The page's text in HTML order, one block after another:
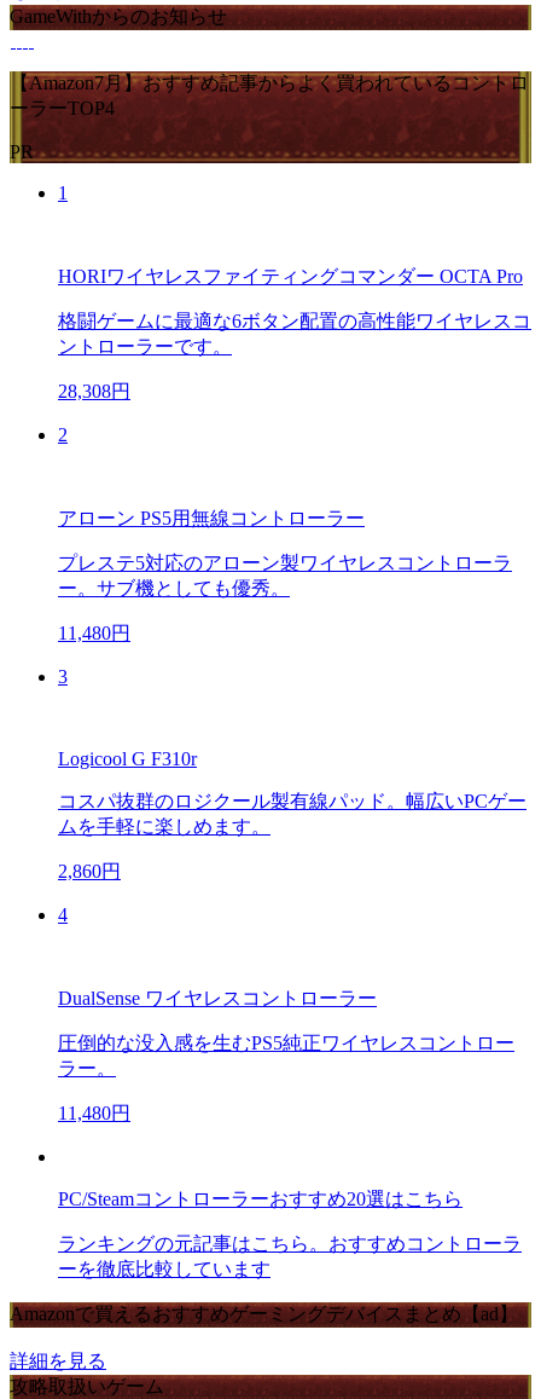
GameWithからのお知らせ
【Amazon7月】おすすめ記事からよく買われているコントロ
ーラーTOP4
PR
1
HORIワイヤレスファイティングコマンダー OCTA Pro
格闘ゲームに最適な6ボタン配置の高性能ワイヤレスコ
ントローラーです。
28,308円
2
アローン PS5用無線コントローラー
プレステ5対応のアローン製ワイヤレスコントローラ
ー。サブ機としても優秀。
11,480円
3
Logicool G F310r
コスパ抜群のロジクール製有線パッド。幅広いPCゲー
ムを手軽に楽しめます。
2,860円
4
DualSense ワイヤレスコントローラー
圧倒的な没入感を生むPS5純正ワイヤレスコントロー
ラー。
11,480円
PC/Steamコントローラーおすすめ20選はこちら
ランキングの元記事はこちら。おすすめコントローラ
ーを徹底比較しています
Amazonで買えるおすすめゲーミングデバイスまとめ【ad】
詳細を見る
攻略取扱いゲーム